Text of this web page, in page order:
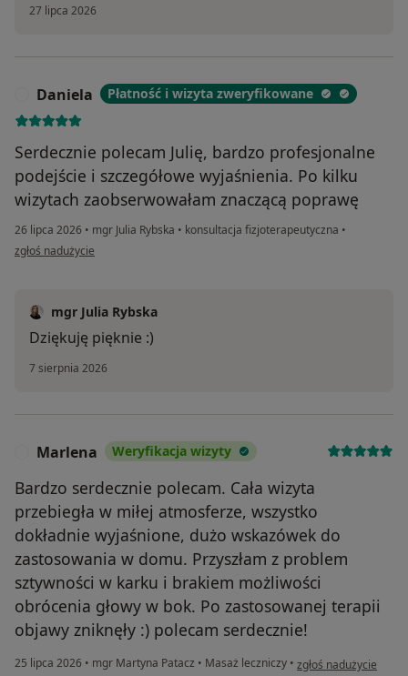
27 lipca 2026
Daniela Płatność i wizyta zweryfikowane
Serdecznie polecam Julię, bardzo profesjonalne
podejście i szczegółowe wyjaśnienia. Po kilku
wizytach zaobserwowałam znaczącą poprawę
26 lipca 2026 • mgr Julia Rybska • konsultacja fizjoterapeutyczna •
w opinii użytkownika Daniela
zgłoś nadużycie
mgr Julia Rybska
Dziękuję pięknie :)
7 sierpnia 2026
Marlena Weryfikacja wizyty
Bardzo serdecznie polecam. Cała wizyta
przebiegła w miłej atmosferze, wszystko
dokładnie wyjaśnione, dużo wskazówek do
zastosowania w domu. Przyszłam z problem
sztywności w karku i brakiem możliwości
obrócenia głowy w bok. Po zastosowanej terapii
objawy zniknęły :) polecam serdecznie!
25 lipca 2026 • mgr Martyna Patacz • Masaż leczniczy • w opinii użytkownika
zgłoś nadużycie